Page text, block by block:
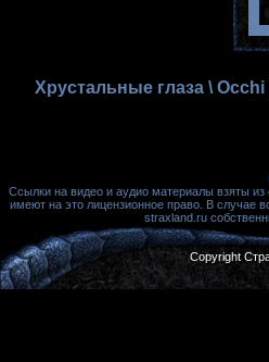
Хрустальные глаза \
Ссылки на видео и аудио материалы взяты
имеют на это лицензионное право. В случае
straxland.ru
Copyright